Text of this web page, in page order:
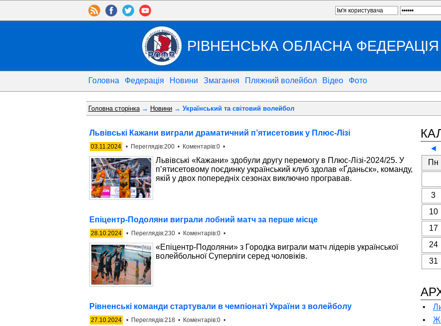
РІВНЕНСЬКА ОБЛАСНА
Головна Федерація Новини Змагання Пляжний волейбол Відео Фото
Головна сторінка→ Новини → Український та світовий волейбол
Львівські Кажани виграли драматичний п’ятисетовик у Плюс-Лізі
03.11.2024 • Переглядів:200 • Коментарів:0 •
Львівські «Кажани» здобули другу перемогу в Плюс-Лізі-2024/25. У
п’ятисетовому поєдинку український клуб здолав «Ґданьск», команду,
якій у двох попередніх сезонах виключно програвав.
Епіцентр-Подоляни виграли лобний матч за перше місце
28.10.2024 • Переглядів:230 • Коментарів:0 •
«Епіцентр-Подоляни» з Городка виграли матч лідерів української
волейбольної Суперліги серед чоловіків.
Рівненські команди стартували в чемпіонаті України з волейболу
27.10.2024 • Переглядів:218 • Коментарів:0 •
◄
Пн
3
10
17
24
31
•
•